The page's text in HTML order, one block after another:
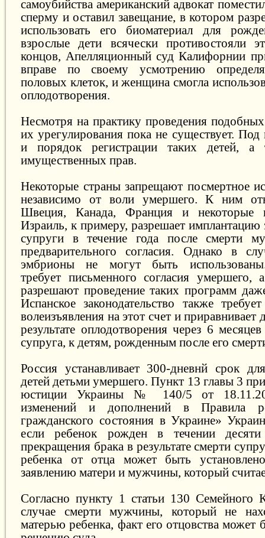
самоубийства американский адвокат
сперму и оставил завещание, в котором
использовать его биоматериал для
взрослые дети всячески противостояли
концов, Апелляционный суд Калифорнии
вправе по своему усмотрению
половых клеток, и женщина смогла
оплодотворения.
Несмотря на практику проведения
их урегулирования пока не существует. Под
и порядок регистрации таких детей, а
имущественных прав.
Некоторые страны запрещают посмертное
независимо от воли умершего. К ним
Швеция, Канада, Франция и некоторые
Израиль, к примеру, разрешает
супруги в течение года после смерти
предварительного согласия. Однако в
эмбрионы не могут быть
требует письменного согласия
разрешают проведение таких программ
Испанское законодательство также
волеизъявления на этот счет и
результате оплодотворения через 6
супруга, к детям, рожденным после его
Россия устанавливает 300-дневнй срок
детей детьми умершего. Пункт 13 главы 3
юстиции Украины № 140/5 от
изменений и дополнений в Правила
гражданского состояния в Украине»
если ребенок рожден в течении
прекращения брака в результате смерти
ребенка от отца может быть
заявлению матери и мужчины, который
Согласно пункту 1 статьи 130 Семейного
случае смерти мужчины, который не
матерью ребенка, факт его отцовства может